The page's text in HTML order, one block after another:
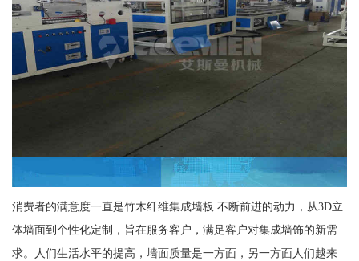
消费者的满意度一直是竹木纤维集成墙板 不断前进的动力，从3D立
体墙面到个性化定制，旨在服务客户，满足客户对集成墙饰的新需
求。人们生活水平的提高，墙面质量是一方面，另一方面人们越来